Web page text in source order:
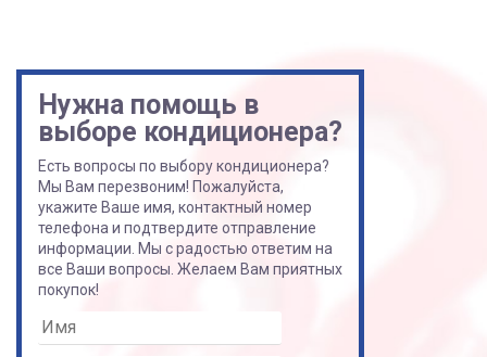
Нужна помощь в
выборе кондиционера?
Есть вопросы по выбору кондиционера?
Мы Вам перезвоним! Пожалуйста,
укажите Ваше имя, контактный номер
телефона и подтвердите отправление
информации. Мы с радостью ответим на
все Ваши вопросы. Желаем Вам приятных
покупок!